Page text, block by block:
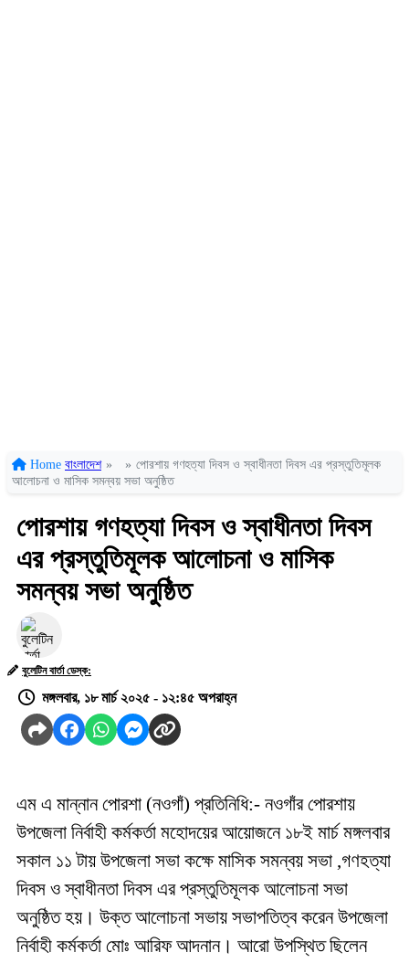
Home বাংলাদেশ » » পোরশায় গণহত্যা দিবস ও স্বাধীনতা দিবস এর প্রস্তুতিমূলক
আলোচনা ও মাসিক সমন্বয় সভা অনুষ্ঠিত
পোরশায় গণহত্যা দিবস ও স্বাধীনতা দিবস
এর প্রস্তুতিমূলক আলোচনা ও মাসিক
সমন্বয় সভা অনুষ্ঠিত
বুলেটিন বার্তা ডেস্ক:
মঙ্গলবার, ১৮ মার্চ ২০২৫ - ১২:৪৫ অপরাহ্ন
এম এ মান্নান পোরশা (নওগাঁ) প্রতিনিধি:- নওগাঁর পোরশায়
উপজেলা নির্বাহী কর্মকর্তা মহোদয়ের আয়োজনে ১৮ই মার্চ মঙ্গলবার
সকাল ১১ টায় উপজেলা সভা কক্ষে মাসিক সমন্বয় সভা ,গণহত্যা
দিবস ও স্বাধীনতা দিবস এর প্রস্তুতিমূলক আলোচনা সভা
অনুষ্ঠিত হয়। উক্ত আলোচনা সভায় সভাপতিত্ব করেন উপজেলা
নির্বাহী কর্মকর্তা মোঃ আরিফ আদনান। আরো উপস্থিত ছিলেন